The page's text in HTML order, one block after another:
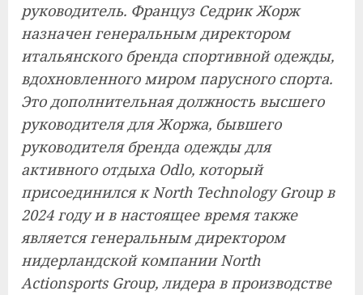
руководитель. Француз Седрик Жорж
назначен генеральным директором
итальянского бренда спортивной одежды,
вдохновленного миром парусного спорта.
Это дополнительная должность высшего
руководителя для Жоржа, бывшего
руководителя бренда одежды для
активного отдыха Odlo, который
присоединился к North Technology Group в
2024 году и в настоящее время также
является генеральным директором
нидерландской компании North
Actionsports Group, лидера в производстве